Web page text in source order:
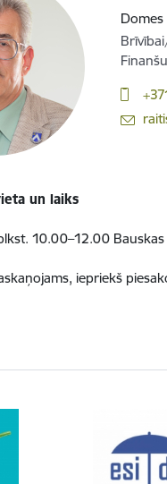
E-
un laiks
10.00–12.00
iepriekš